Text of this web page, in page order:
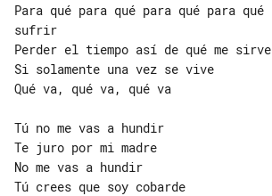
Para qué para qué para qué para qué
sufrir
Perder el tiempo así de qué me sirve
Si solamente una vez se vive
Qué va, qué va, qué va
Tú no me vas a hundir
Te juro por mi madre
No me vas a hundir
Tú crees que soy cobarde